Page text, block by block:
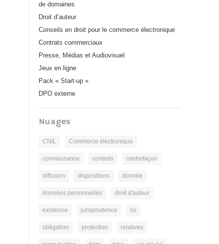
de domaines
Droit d’auteur
Conseils en droit pour le commerce électronique
Contrats commerciaux
Presse, Médias et Audiovisuel
Jeux en ligne
Pack « Start-up »
DPO externe
Nuages
CNIL Commerce électronique
connaissance contrats contrefaçon
diffusion dispositions donnée
données personnelles droit d'auteur
existence jurisprudence loi
obligation protection relatives